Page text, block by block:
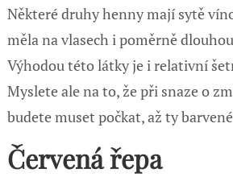
Některé druhy henny mají sytě
měla na vlasech i poměrně
Výhodou této látky je i relativní
Myslete ale na to, že při snaze o
budete muset počkat, až ty
Červená řepa